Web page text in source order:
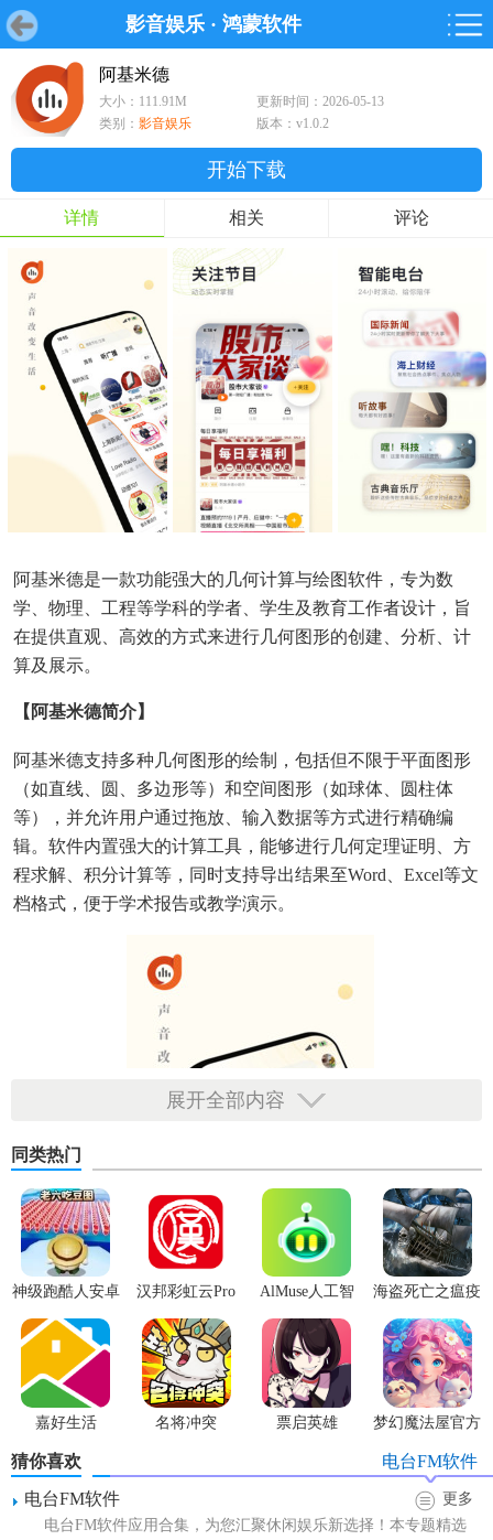
影音娱乐 · 鸿蒙软件
首页 游戏
首页 游戏 软件 鸿蒙
游戏
鸿蒙
软件
阿基米德
大小：111.91M
更新时间：2026-05-13
类别： 影音娱乐 版本：v1.0.2
开始下载
详情 相关 评论
阿基米德是一款功能强大的几何计算与绘图软件，专为数
学、物理、工程等学科的学者、学生及教育工作者设计，旨
在提供直观、高效的方式来进行几何图形的创建、分析、计
算及展示。
【阿基米德简介】
阿基米德支持多种几何图形的绘制，包括但不限于平面图形
（如直线、圆、多边形等）和空间图形（如球体、圆柱体
等），并允许用户通过拖放、输入数据等方式进行精确编
辑。软件内置强大的计算工具，能够进行几何定理证明、方
程求解、积分计算等，同时支持导出结果至Word、Excel等文
档格式，便于学术报告或教学演示。
【阿基米德功能】
1. 图形绘制：支持多种几何图形的创建与编辑，颜色、线条
2. 测量工具：提供长度、角度、面积等几何属性的精确测
展开全部内容
同类热门
神级跑酷人安卓
版
汉邦彩虹云Pro
AlMuse人工智
能助手APP最新
版
海盗死亡之瘟疫
嘉好生活 名将冲突 票启英雄
梦幻魔法屋官方
猜你喜欢
电台FM软件
电台FM软件
更多
电台FM软件应用合集，为您汇聚休闲娱乐新选择！本专题精选